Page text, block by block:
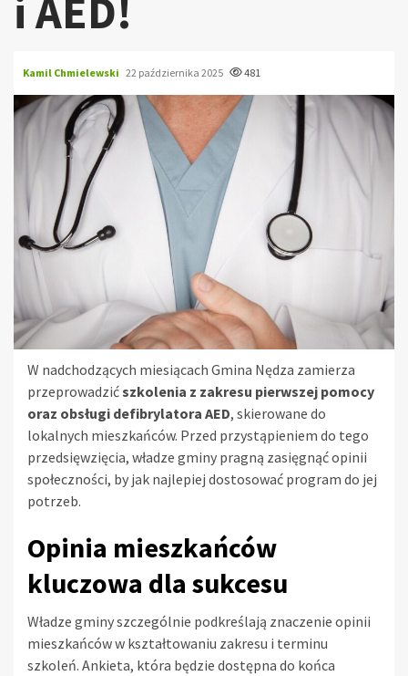
i AED!
Kamil Chmielewski 22 października 2025 481
W nadchodzących miesiącach Gmina Nędza zamierza
przeprowadzićszkolenia z zakresu pierwszej pomocy
oraz obsługi defibrylatora AED, skierowane do
lokalnych mieszkańców. Przed przystąpieniem do tego
przedsięwzięcia, władze gminy pragną zasięgnąć opinii
społeczności, by jak najlepiej dostosować program do jej
potrzeb.
Opinia mieszkańców
kluczowa dla sukcesu
Władze gminy szczególnie podkreślają znaczenie opinii
mieszkańców w kształtowaniu zakresu i terminu
szkoleń. Ankieta, która będzie dostępna do końca